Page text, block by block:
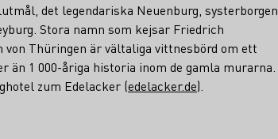
det legendariska Neuenburg, systerborgen
Stora namn som kejsar Friedrich
von Thüringen är vältaliga vittnesbörd om ett
1 000-åriga historia inom de gamla murarna.
zum Edelacker (edelacker.de).